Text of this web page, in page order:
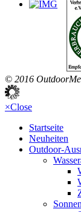
© 2016 OutdoorMe
×Close
Startseite
Neuheiten
Outdoor-